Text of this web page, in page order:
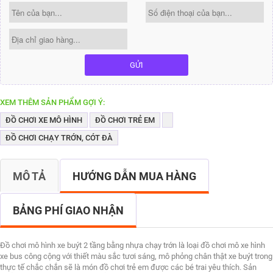
GỬI
XEM THÊM SẢN PHẨM GỢI Ý:
ĐỒ CHƠI XE MÔ HÌNH
ĐỒ CHƠI TRẺ EM
ĐỒ CHƠI CHẠY TRỚN, CÓT ĐÀ
MÔ TẢ HƯỚNG DẪN MUA HÀNG
BẢNG PHÍ GIAO NHẬN
Đồ chơi mô hình xe buýt 2 tầng bằng nhựa chạy trớn là loại đồ chơi mô xe hình
xe bus công cộng với thiết màu sắc tươi sáng, mô phỏng chân thật xe buýt trong
thực tế chắc chắn sẽ là món đồ chơi trẻ em được các bé trai yêu thích. Sản